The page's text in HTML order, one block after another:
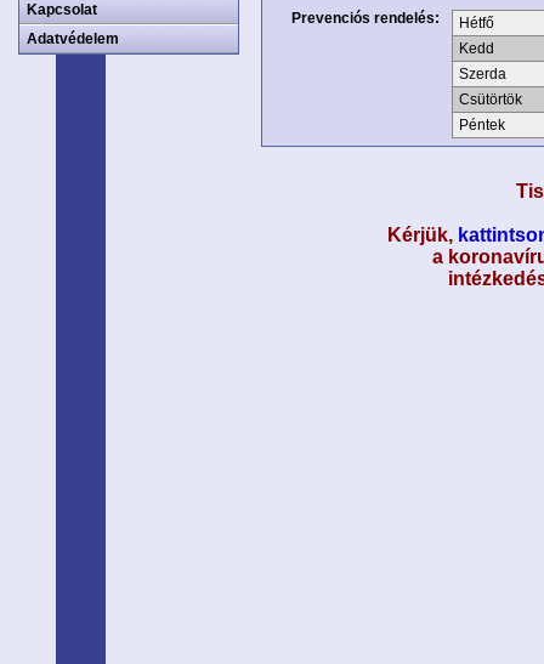
Kapcsolat
Adatvédelem
Prevenciós rendelés:
Hétfő
Kedd
Szerda
Csütörtök
Péntek
Kérjük,
a